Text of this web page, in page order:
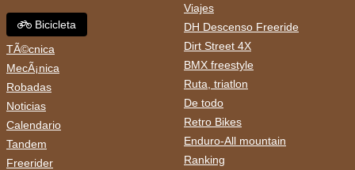
Bicicleta
TÃ©cnica
MecÃ¡nica
Robadas
Noticias
Calendario
Tandem
Freerider
Viajes
DH Descenso Freeride
Dirt Street 4X
BMX freestyle
Ruta, triatlon
De todo
Retro Bikes
Enduro-All mountain
Ranking